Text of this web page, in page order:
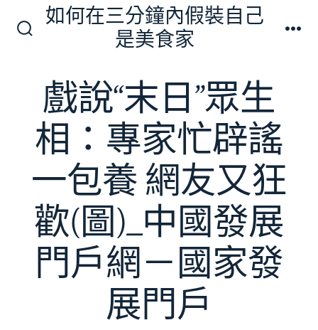
如何在三分鐘內假裝自己
是美食家
戲說“末日”眾生
相：專家忙辟謠
一包養 網友又狂
歡(圖)_中國發展
門戶網－國家發
展門戶